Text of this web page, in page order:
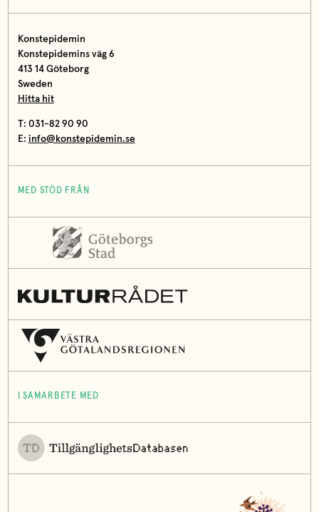
Konstepidemin
Konstepidemins väg 6
413 14 Göteborg
Sweden
Hitta hit
T: 031-82 90 90
E: info@konstepidemin.se
MED STÖD FRÅN
I SAMARBETE MED